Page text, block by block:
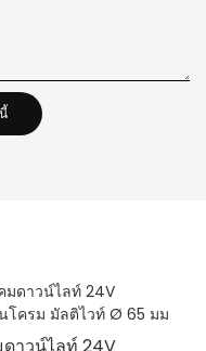
าวน์ไลท์ 24V